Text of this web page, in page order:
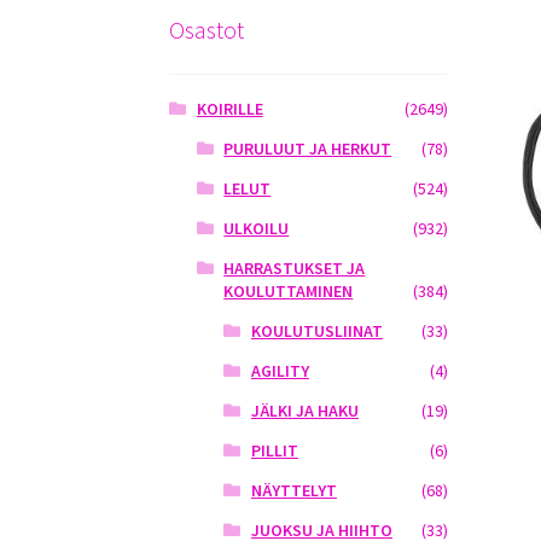
Osastot
KOIRILLE
(2649)
PURULUUT JA HERKUT
(78)
LELUT
(524)
ULKOILU
(932)
HARRASTUKSET JA
KOULUTTAMINEN
(384)
KOULUTUSLIINAT
(33)
AGILITY
(4)
JÄLKI JA HAKU
(19)
PILLIT
(6)
NÄYTTELYT
(68)
JUOKSU JA HIIHTO
(33)